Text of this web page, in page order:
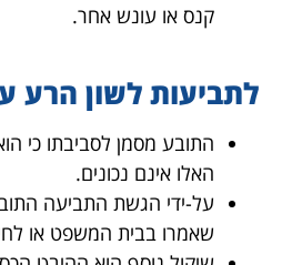
קנס או עונש אחר.
לתביעות לשון הרע
התובע מסמן לסביבתו כי
האלו אינם נכונים.
על-ידי הגשת התביעה
שאמרו בבית המשפט או